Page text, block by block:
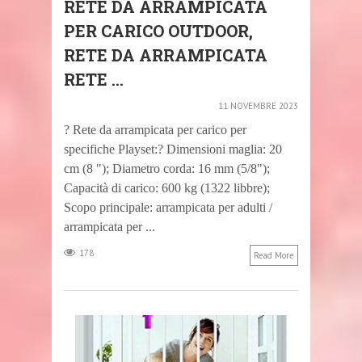
RETE DA ARRAMPICATA
PER CARICO OUTDOOR,
RETE DA ARRAMPICATA
RETE ...
11 NOVEMBRE 2023
? Rete da arrampicata per carico per
specifiche Playset:? Dimensioni maglia: 20
cm (8 "); Diametro corda: 16 mm (5/8");
Capacità di carico: 600 kg (1322 libbre);
Scopo principale: arrampicata per adulti /
arrampicata per ...
178 Read More